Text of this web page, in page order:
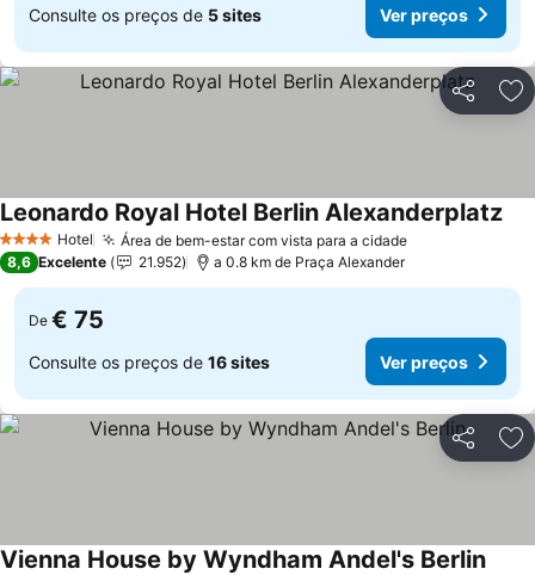
Consulte os preços de 5 sites Ver preços
Partilhar
4 EstrelasHotel Área de bem-estar com vista para a cidade
Leonardo Royal Hotel Berlin Alexanderplatz
8,6 Excelente 21.952 a 0.8 km de Praça Alexander
De € 75
Consulte os preços de 16 sites Ver preços
Partilhar
Vienna House by Wyndham Andel's Berlin